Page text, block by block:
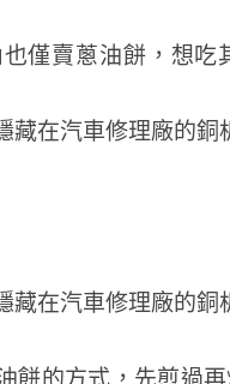
僅賣蔥油餅，想